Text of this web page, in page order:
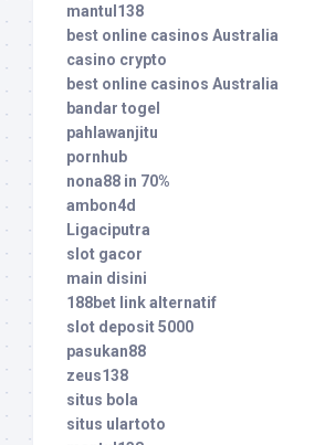
mantul138
best online casinos Australia
casino crypto
best online casinos Australia
bandar togel
pahlawanjitu
pornhub
nona88 in 70%
ambon4d
Ligaciputra
slot gacor
main disini
188bet link alternatif
slot deposit 5000
pasukan88
zeus138
situs bola
situs ulartoto